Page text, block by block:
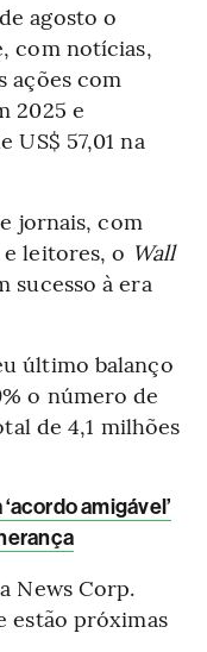
agosto o
com notícias,
ações com
2025 e
57,01 na
jornais, com
leitores, o Wall
sucesso à era
último balanço
o número de
de 4,1 milhões
amigável’
News Corp.
estão próximas